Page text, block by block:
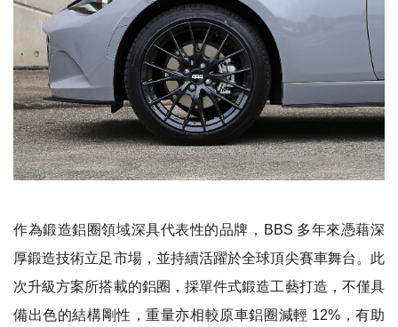
作為鍛造鋁圈領域深具代表性的品牌，BBS 多年來憑藉深
厚鍛造技術立足市場，並持續活躍於全球頂尖賽車舞台。此
次升級方案所搭載的鋁圈，採單件式鍛造工藝打造，不僅具
備出色的結構剛性，重量亦相較原車鋁圈減輕 12%，有助